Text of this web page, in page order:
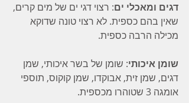
דגים ומאכלי ים: רצוי דגי ים של מים קרים,
שאין בהם כספית. לא רצוי טונה שדוקא
מכילה הרבה כספית.
שומן איכותי: שומן של בשר איכותי, שמן
דגים, שמן זית, אבוקדו, שמן קוקוס, תוספי
אומגה 3 שטוהרו מכספית.